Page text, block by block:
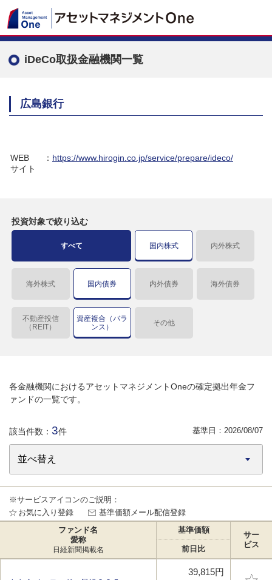
iDeCo取扱金融機関一覧
広島銀行
WEB
サイト
： https://www.hirogin.co.jp/service/prepare/ideco/
投資対象で絞り込む
すべて 国内株式 内外株式
海外株式 国内債券 内外債券 海外債券
不動産投信
（REIT）
資産複合（バラ
ンス）
その他
各金融機関におけるアセットマネジメントOneの確定拠出年金フ
ァンドの一覧です。
該当件数： 3件 基準日： 2026/08/07
※サービスアイコンのご説明：
お気に入り登録
基準価額メール配信登録
ファンド名
愛称
日経新聞掲載名
基準価額
サー
ビス
前日比
39,815円